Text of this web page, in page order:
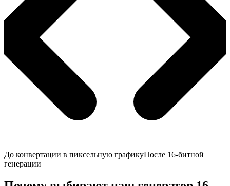
До конвертации в пиксельную графикуПосле 16-битной
генерации